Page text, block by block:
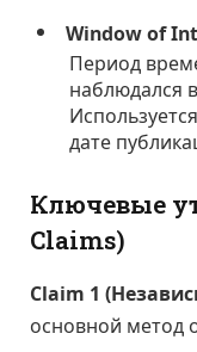
Window of
Период
наблюдался
дате
Ключевые
Claims)
Claim 1
основной метод